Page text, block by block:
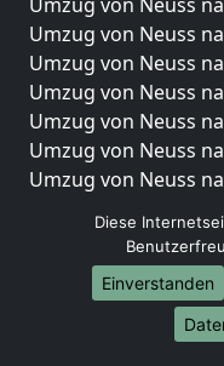
Umzug von Neuss
Umzug von Neuss
Umzug von Neuss
Umzug von Neuss
Umzug von Neuss
Umzug von Neuss
Umzüge-
Umzug von Neuss
Umzug von Neuss
Umzug von Neuss
Diese
Einverstanden